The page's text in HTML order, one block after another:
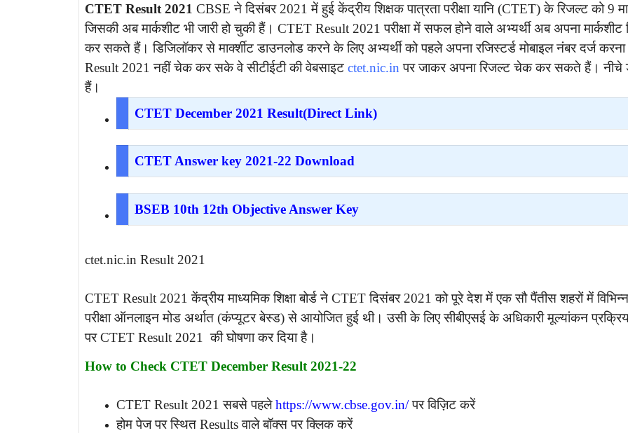
CTET Result 2021 CBSE ने दिसंबर 2021 में हुई केंद्रीय शिक्षक पात्रता परीक्षा यानि (CTET) के रिजल्ट को 9
जिसकी अब मार्कशीट भी जारी हो चुकी हैं। CTET Result 2021 परीक्षा में सफल होने वाले अभ्यर्थी अब अपना
कर सकते हैं। डिजिलॉकर से मार्क्शीट डाउनलोड करने के लिए अभ्यर्थी को पहले अपना रजिस्टर्ड मोबाइल नंबर दर्ज
Result 2021 नहीं चेक कर सके वे सीटीईटी की वेबसाइट ctet.nic.in पर जाकर अपना रिजल्ट चेक कर सकते हैं।
हैं।
CTET December 2021 Result(Direct Link)
CTET Answer key 2021-22 Download
BSEB 10th 12th Objective Answer Key
ctet.nic.in Result 2021
CTET Result 2021 केंद्रीय माध्यमिक शिक्षा बोर्ड ने CTET दिसंबर 2021 को पूरे देश में एक सौ पैंतीस शहरों में
परीक्षा ऑनलाइन मोड अर्थात (कंप्यूटर बेस्ड) से आयोजित हुई थी। उसी के लिए सीबीएसई के अधिकारी मूल्यांकन
पर CTET Result 2021 की घोषणा कर दिया है।
How to Check CTET December Result 2021-22
CTET Result 2021 सबसे पहलेhttps://www.cbse.gov.in/ पर विज़िट करें
होम पेज पर स्थित Results वाले बॉक्स पर क्लिक करें